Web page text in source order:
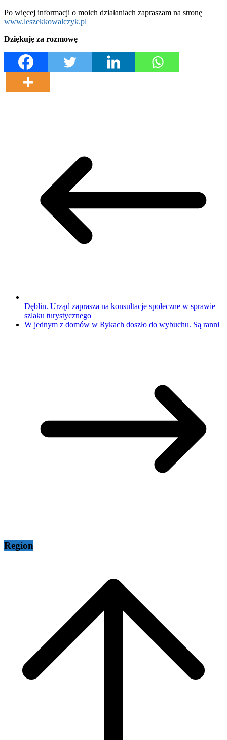
Po więcej informacji o moich działaniach zapraszam na stronę
www.leszekkowalczyk.pl
Dziękuję za rozmowę
Dęblin. Urząd zaprasza na konsultacje społeczne w sprawie
szlaku turystycznego
W jednym z domów w Rykach doszło do wybuchu. Są ranni
Region